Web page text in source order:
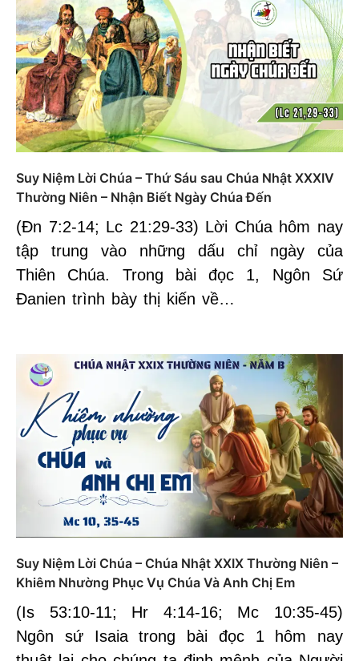
Suy Niệm Lời Chúa – Thứ Sáu sau Chúa Nhật XXXIV
Thường Niên – Nhận Biết Ngày Chúa Đến
(Đn 7:2-14; Lc 21:29-33) Lời Chúa hôm nay
tập trung vào những dấu chỉ ngày của
Thiên Chúa. Trong bài đọc 1, Ngôn Sứ
Đanien trình bày thị kiến về…
Suy Niệm Lời Chúa – Chúa Nhật XXIX Thường Niên –
Khiêm Nhường Phục Vụ Chúa Và Anh Chị Em
(Is 53:10-11; Hr 4:14-16; Mc 10:35-45)
Ngôn sứ Isaia trong bài đọc 1 hôm nay